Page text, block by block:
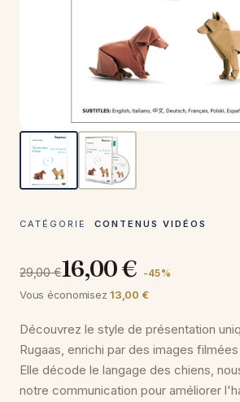
CATÉGORIE CONTENUS VIDÉOS
29,00 €16,00 € -45 %
Vous économisez13,00 €
Découvrez le style de présentation
Rugaas, enrichi par des images
Elle décode le langage des chiens,
notre communication pour améliorer